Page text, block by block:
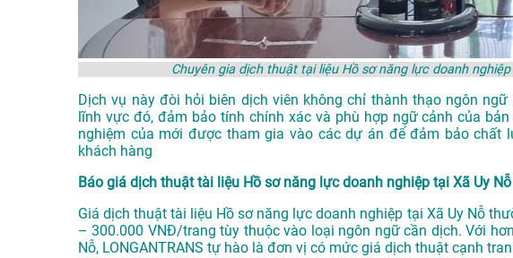
Chuyên gia dịch thuật tại liệu Hồ sơ năng lực doanh
Dịch vụ này đòi hỏi biên dịch viên không chỉ thành thạo ngôn
lĩnh vực đó, đảm bảo tính chính xác và phù hợp ngữ cảnh của
nghiệm của mới được tham gia vào các dự án để đảm bảo chất
khách hàng
Báo giá dịch thuật tài liệu Hồ sơ năng lực doanh nghiệp tại Xã Uy Nỗ
Giá dịch thuật tài liệu Hồ sơ năng lực doanh nghiệp tại Xã Uy Nỗ
– 300.000 VNĐ/trang tùy thuộc vào loại ngôn ngữ cần dịch. Với
Nỗ, LONGANTRANS tự hào là đơn vị có mức giá dịch thuật cạnh